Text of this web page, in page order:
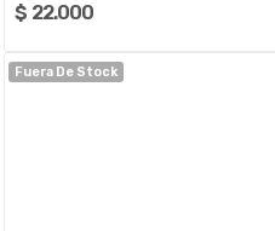
$ 22.000
Fuera De Stock